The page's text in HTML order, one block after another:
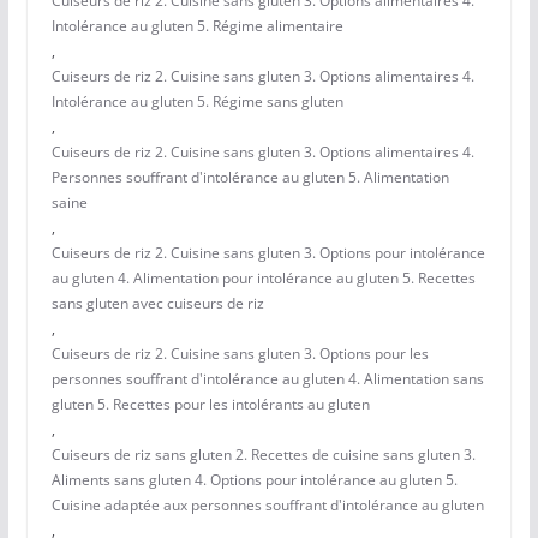
Intolérance au gluten 5. Régime alimentaire
,
Cuiseurs de riz 2. Cuisine sans gluten 3. Options alimentaires 4.
Intolérance au gluten 5. Régime sans gluten
,
Cuiseurs de riz 2. Cuisine sans gluten 3. Options alimentaires 4.
Personnes souffrant d'intolérance au gluten 5. Alimentation
saine
,
Cuiseurs de riz 2. Cuisine sans gluten 3. Options pour intolérance
au gluten 4. Alimentation pour intolérance au gluten 5. Recettes
sans gluten avec cuiseurs de riz
,
Cuiseurs de riz 2. Cuisine sans gluten 3. Options pour les
personnes souffrant d'intolérance au gluten 4. Alimentation sans
gluten 5. Recettes pour les intolérants au gluten
,
Cuiseurs de riz sans gluten 2. Recettes de cuisine sans gluten 3.
Aliments sans gluten 4. Options pour intolérance au gluten 5.
Cuisine adaptée aux personnes souffrant d'intolérance au gluten
,